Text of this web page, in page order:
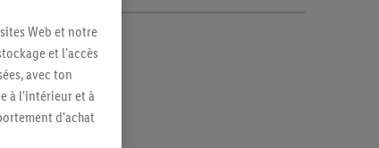
Web et notre
et l'accès
avec ton
à l'intérieur et à
d'achat